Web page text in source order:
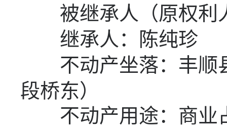
被继承人（原权利
继承人：陈纯珍
不动产坐落：丰顺
段桥东）
不动产用途：商业